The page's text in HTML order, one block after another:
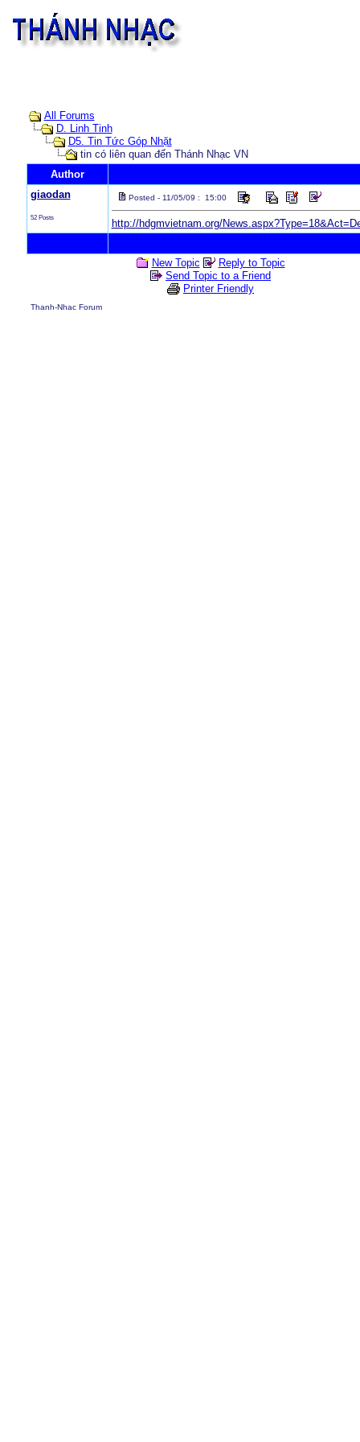
All Forums
D. Linh Tinh
D5. Tin Tức Góp Nhặt
tin có liên quan đến Thánh Nhạc VN
Author
giaodan
52 Posts
Posted - 11/05/09 : 15:00
http://hdgmvietnam.org/
New Topic
Reply to Topic
Send Topic to a Friend
Printer Friendly
Thanh-Nhac Forum